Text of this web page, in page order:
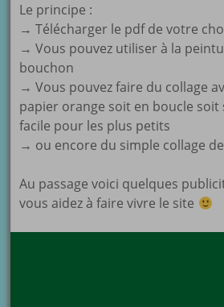
Le principe :
→ Télécharger le pdf de votre
→ Vous pouvez utiliser à la
bouchon
→ Vous pouvez faire du collage
papier orange soit en boucle soit
facile pour les plus petits
→ ou encore du simple collage
Au passage voici quelques
vous aidez à faire vivre le site